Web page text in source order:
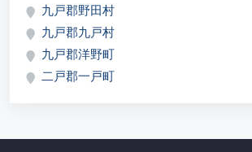
九戸郡野田村
九戸郡九戸村
九戸郡洋野町
二戸郡一戸町